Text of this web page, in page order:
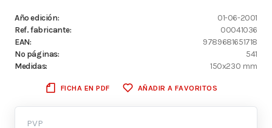
Año edición:
01-06-2001
Ref. fabricante:
00041036
EAN:
9789681651718
Nº páginas:
541
Medidas:
150x230 mm
FICHA EN PDF AÑADIR A FAVORITOS
PVP